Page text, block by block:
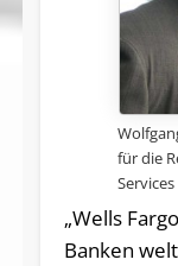
für die
Services
„Wells
Banken